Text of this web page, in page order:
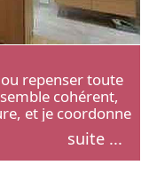
repenser toute
cohérent,
et je coordonne
suite ...